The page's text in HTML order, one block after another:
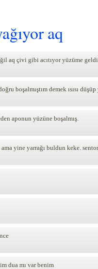
aq
aq çivi gibi acıtıyor yüzüme
boşalmıştım demek ısısı
aponun yüzüne boşalmış.
yine yarrağı buldun keke.
dua mı var benim